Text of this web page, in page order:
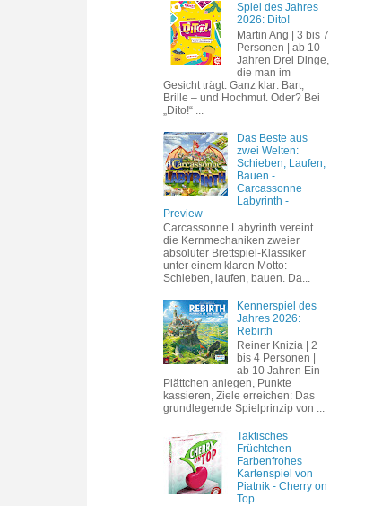
Spiel des Jahres
2026: Dito!
Martin Ang | 3 bis 7
Personen | ab 10
Jahren Drei Dinge,
die man im
Gesicht trägt: Ganz klar: Bart,
Brille – und Hochmut. Oder? Bei
„Dito!“ ...
Das Beste aus
zwei Welten:
Schieben, Laufen,
Bauen -
Carcassonne
Labyrinth -
Preview
Carcassonne Labyrinth vereint
die Kernmechaniken zweier
absoluter Brettspiel-Klassiker
unter einem klaren Motto:
Schieben, laufen, bauen. Da...
Kennerspiel des
Jahres 2026:
Rebirth
Reiner Knizia | 2
bis 4 Personen |
ab 10 Jahren Ein
Plättchen anlegen, Punkte
kassieren, Ziele erreichen: Das
grundlegende Spielprinzip von ...
Taktisches
Früchtchen
Farbenfrohes
Kartenspiel von
Piatnik - Cherry on
Top